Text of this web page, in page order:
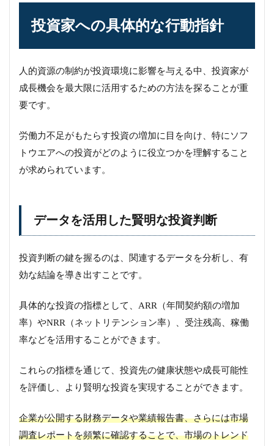
投資家への具体的な行動指針
人的資源の制約が投資環境に影響を与える中、投資家が
成長機会を最大限に活用するための方法を探ることが重
要です。
労働力不足がもたらす投資の増加に目を向け、特にソフ
トウエアへの投資がどのように役立つかを理解すること
が求められています。
データを活用した賢明な投資判断
投資判断の鍵を握るのは、関連するデータを分析し、有
効な結論を導き出すことです。
具体的な投資の指標として、ARR（年間契約額の増加
率）やNRR（ネットリテンション率）、受注残高、稼働
率などを活用することができます。
これらの指標を通じて、投資先の健康状態や成長可能性
を評価し、より賢明な投資を実現することができます。
企業が公開する財務データや業績報告書、さらには市場
調査レポートを頻繁に確認することで、市場のトレンド